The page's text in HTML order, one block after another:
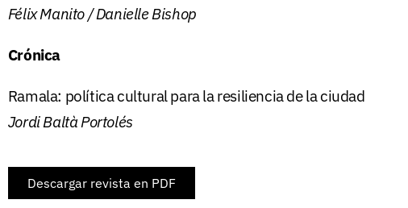
Félix Manito / Danielle Bishop
Crónica
Ramala: política cultural para la resiliencia de la ciudad
Jordi Baltà Portolés
Descargar revista en PDF